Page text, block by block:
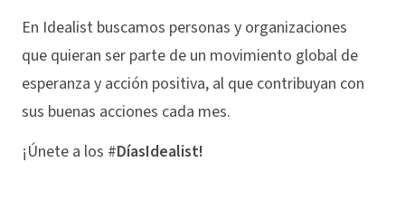
En Idealist buscamos personas y organizaciones
que quieran ser parte de un movimiento global de
esperanza y acción positiva, al que contribuyan con
sus buenas acciones cada mes.
¡Únete a los #DíasIdealist!